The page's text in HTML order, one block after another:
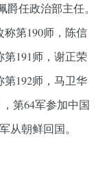
任政治部主任。
第190师，陈信
191师，谢正荣
192师，马卫华
第64军参加中国
从朝鲜回国。